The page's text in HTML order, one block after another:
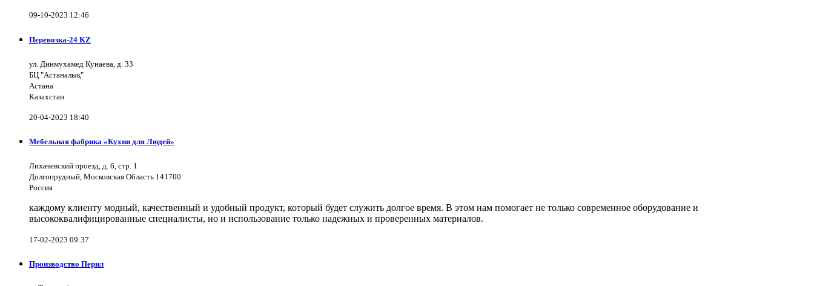
09-10-2023 12:46
Перевозка-24 KZ
ул. Динмухамед Кунаева, д. 33
БЦ "Астаналық"
Астана
Казахстан
20-04-2023 18:40
Мебельная фабрика «Кухни для Людей»
Лихачевский проезд, д. 6, стр. 1
Долгопрудный, Московская Область 141700
Россия
каждому клиенту модный, качественный и удобный продукт, который будет служить долгое время. В этом нам помогает не только современное оборудование и
высококвалифицированные специалисты, но и использование только надежных и проверенных материалов.
17-02-2023 09:37
Производство Перил